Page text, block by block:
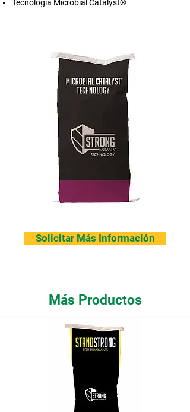
Tecnología Microbial Catalyst®
Solicitar Más Información
Más Productos